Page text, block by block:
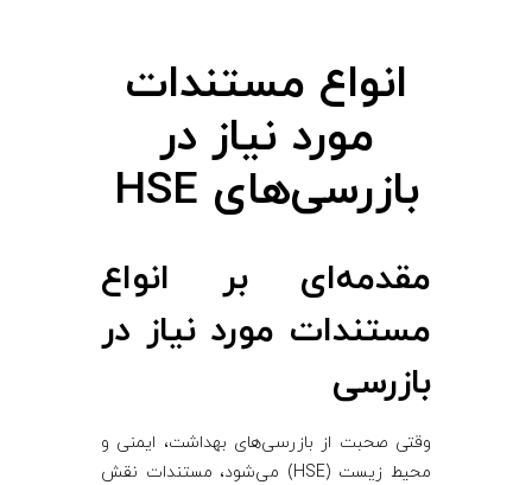
انواع مستندات
مورد نیاز در
بازرسی‌های HSE
مقدمه‌ای بر انواع
مستندات مورد نیاز در
بازرسی
وقتی صحبت از بازرسی‌های بهداشت، ایمنی و
محیط زیست (HSE) می‌شود، مستندات نقش